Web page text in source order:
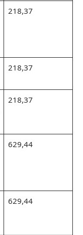
218,37
218,37
218,37
629,44
629,44